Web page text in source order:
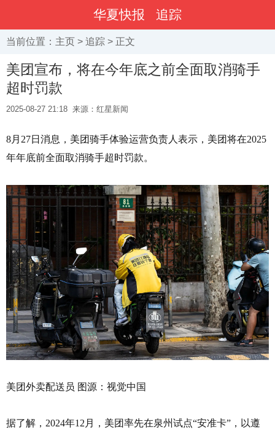
华夏快报 追踪
当前位置： 主页 > 追踪 > 正文
美团宣布，将在今年底之前全面取消骑手
超时罚款
2025-08-27 21:18 来源：红星新闻
8月27日消息，美团骑手体验运营负责人表示，美团将在2025
年年底前全面取消骑手超时罚款。
美团外卖配送员 图源：视觉中国
据了解，2024年12月，美团率先在泉州试点“安准卡”，以遵